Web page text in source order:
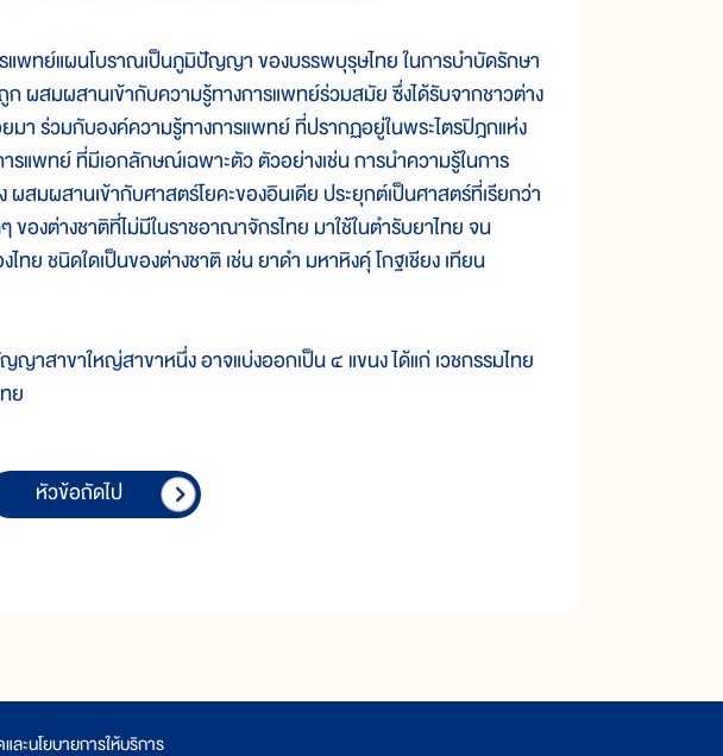
ทย์แผนโบราณเป็นภูมิปัญญา ของบรรพบุรุษไทย ในการบำบัดรักษา
ผสมผสานเข้ากับความรู้ทางการแพทย์ร่วมสมัย ซึ่งได้รับจากชาวต่าง
มา ร่วมกับองค์ความรู้ทางการแพทย์ ที่ปรากฏอยู่ในพระไตรปิฎกแห่ง
แพทย์ ที่มีเอกลักษณ์เฉพาะตัว ตัวอย่างเช่น การนำความรู้ในการ
ผสมผสานเข้ากับศาสตร์โยคะของอินเดีย ประยุกต์เป็นศาสตร์ที่เรียกว่า
องต่างชาติที่ไม่มีในราชอาณาจักรไทย มาใช้ในตำรับยาไทย จน
ทย ชนิดใดเป็นของต่างชาติ เช่น ยาดำ มหาหิงคุ์ โกฐเชียง เทียน
าขาใหญ่สาขาหนึ่ง อาจแบ่งออกเป็น ๔ แขนง ได้แก่ เวชกรรมไทย
ย
หัวข้อถัดไป
ละนโยบายการให้บริการ